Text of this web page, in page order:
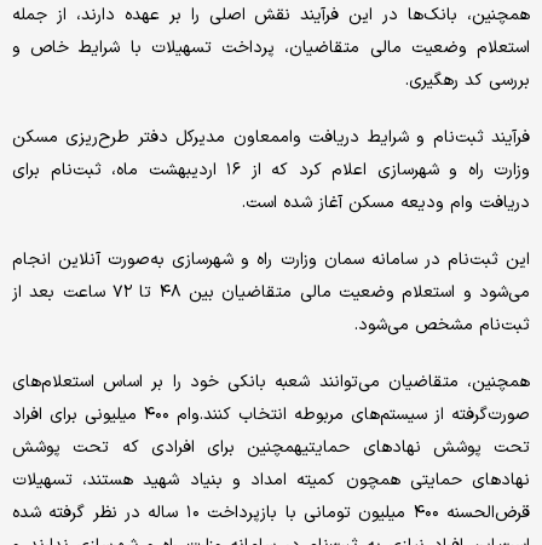
همچنین، بانک‌ها در این فرآیند نقش اصلی را بر عهده دارند، از جمله
استعلام وضعیت مالی متقاضیان، پرداخت تسهیلات با شرایط خاص و
بررسی کد رهگیری.
فرآیند ثبت‌نام و شرایط دریافت واممعاون مدیرکل دفتر طرح‌ریزی مسکن
وزارت راه و شهرسازی اعلام کرد که از ۱۶ اردیبهشت ماه، ثبت‌نام برای
دریافت وام ودیعه مسکن آغاز شده است.
این ثبت‌نام در سامانه سمان وزارت راه و شهرسازی به‌صورت آنلاین انجام
می‌شود و استعلام وضعیت مالی متقاضیان بین ۴۸ تا ۷۲ ساعت بعد از
ثبت‌نام مشخص می‌شود.
همچنین، متقاضیان می‌توانند شعبه بانکی خود را بر اساس استعلام‌های
صورت‌گرفته از سیستم‌های مربوطه انتخاب کنند.وام ۴۰۰ میلیونی برای افراد
تحت پوشش نهادهای حمایتیهمچنین برای افرادی که تحت پوشش
نهادهای حمایتی همچون کمیته امداد و بنیاد شهید هستند، تسهیلات
قرض‌الحسنه ۴۰۰ میلیون تومانی با بازپرداخت ۱۰ ساله در نظر گرفته شده